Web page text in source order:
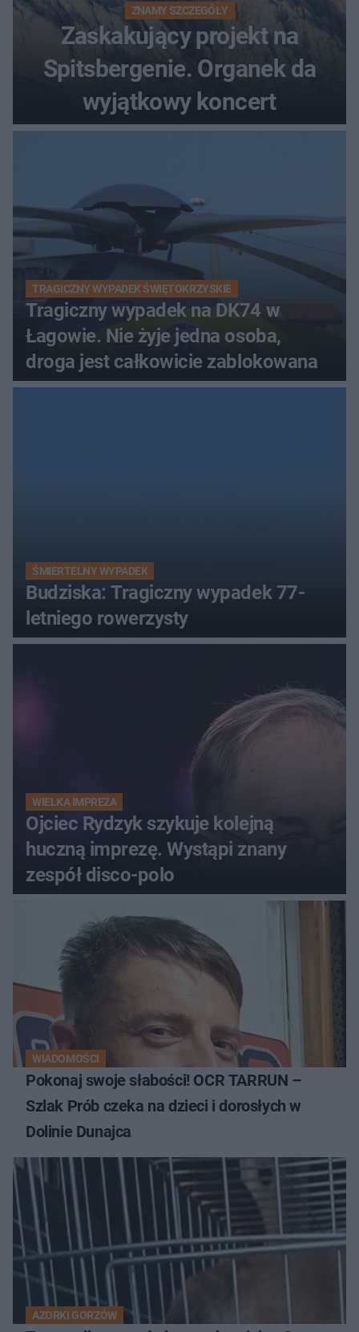
ZNAMY SZCZEGÓŁY
Zaskakujący projekt na
Spitsbergenie. Organek da
wyjątkowy koncert
TRAGICZNY WYPADEK ŚWIĘTOKRZYSKIE
Tragiczny wypadek na DK74 w
Łagowie. Nie żyje jedna osoba,
droga jest całkowicie zablokowana
ŚMIERTELNY WYPADEK
Budziska: Tragiczny wypadek 77-
letniego rowerzysty
WIELKA IMPREZA
Ojciec Rydzyk szykuje kolejną
huczną imprezę. Wystąpi znany
zespół disco-polo
WIADOMOŚCI
Pokonaj swoje słabości! OCR TARRUN –
Szlak Prób czeka na dzieci i dorosłych w
Dolinie Dunajca
AZORKI GORZÓW